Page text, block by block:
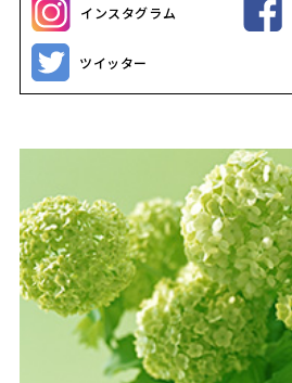
インスタグラム
ツイッター